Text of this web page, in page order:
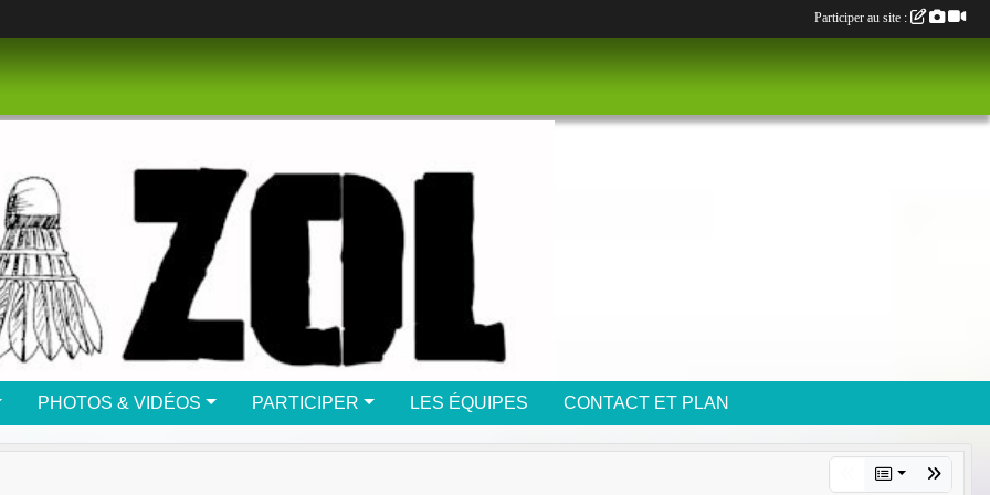
PHOTOS & VIDÉOS PARTICIPER LES ÉQUIPES CONTACT ET PLAN
Participer au site :